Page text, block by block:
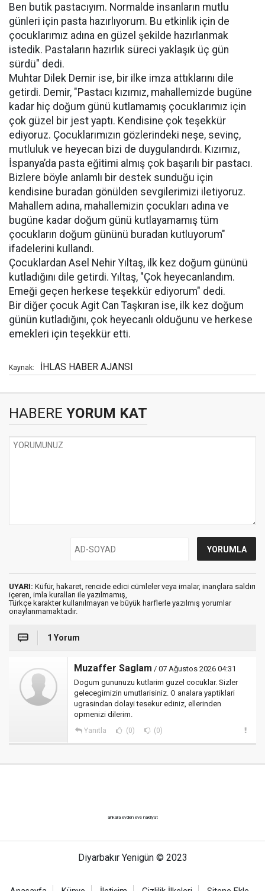
Ben butik pastacıyım. Normalde insanların mutlu
günleri için pasta hazırlıyorum. Bu etkinlik için de
çocuklarımız adına en güzel şekilde hazırlanmak
istedik. Pastaların hazırlık süreci yaklaşık üç gün
sürdü" dedi.
Muhtar Dilek Demir ise, bir ilke imza attıklarını dile
getirdi. Demir, "Pastacı kızımız, mahallemizde bugüne
kadar hiç doğum günü kutlamamış çocuklarımız için
çok güzel bir jest yaptı. Kendisine çok teşekkür
ediyoruz. Çocuklarımızın gözlerindeki neşe, sevinç,
mutluluk ve heyecan bizi de duygulandırdı. Kızımız,
İspanya’da pasta eğitimi almış çok başarılı bir pastacı.
Bizlere böyle anlamlı bir destek sunduğu için
kendisine buradan gönülden sevgilerimizi iletiyoruz.
Mahallem adına, mahallemizin çocukları adına ve
bugüne kadar doğum günü kutlayamamış tüm
çocukların doğum gününü buradan kutluyorum"
ifadelerini kullandı.
Çocuklardan Asel Nehir Yıltaş, ilk kez doğum gününü
kutladığını dile getirdi. Yıltaş, "Çok heyecanlandım.
Emeği geçen herkese teşekkür ediyorum" dedi.
Bir diğer çocuk Agit Can Taşkıran ise, ilk kez doğum
günün kutladığını, çok heyecanlı olduğunu ve herkese
emekleri için teşekkür etti.
Kaynak: İHLAS HABER AJANSI
HABERE YORUM KAT
UYARI: Küfür, hakaret, rencide edici cümleler veya imalar, inançlara saldırı
içeren, imla kuralları ile yazılmamış,
Türkçe karakter kullanılmayan ve büyük harflerle yazılmış yorumlar
onaylanmamaktadır.
1 Yorum
Muzaffer Saglam / 07 Ağustos 2026 04:31
Dogum gununuzu kutlarim guzel cocuklar. Sizler
gelecegimizin umutlarisiniz. O analara yaptiklari
ugrasindan dolayi tesekur ediniz, ellerinden
opmenizi dilerim.
Yanıtla (0) (0)
ankara evden eve nakliyat
Diyarbakır Yenigün © 2023